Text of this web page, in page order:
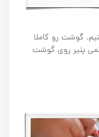
گوشت رو کاملا
پنیر روی گوشت